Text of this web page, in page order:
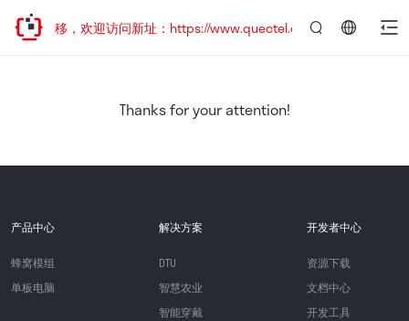
址已迁移，欢迎访问新址：https://www.quectel.com.cn
Thanks for your attention!
产品中心
蜂窝模组
单板电脑
解决方案
DTU
智慧农业
智能穿戴
开发者中心
资源下载
文档中心
开发工具